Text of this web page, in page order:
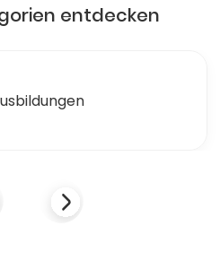
entdecken